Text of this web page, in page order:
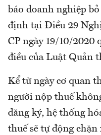
báo doanh nghiệp
định tại Điều 29
CP ngày 19/10/2020
điều của Luật Quản
Kể từ ngày cơ quan
người nộp thuế
đăng ký, hệ thống
thuế sẽ tự động chặn